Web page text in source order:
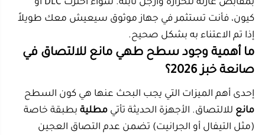
تخيل محاولة كشط بقايا العجين المحترق من سطح معدني
عادي! لذلك، فإن ميزةطهي مانع للالتصاق، وتحديداً
الأسطح التي تأتي بتقنيةللالتصاق،
لراحتك. هذه الطبقة تساعد أيضاً في تقليل استخدام الزيوت
والدهون، مما يجعل مخبوزاتك صحية أكثر. تأكد دائماً من
لضمانالحفاظعليها من الخدش.
هل يمكن استخدام الخبازة لتحضير البيتزا
والفطائر بسهولة؟